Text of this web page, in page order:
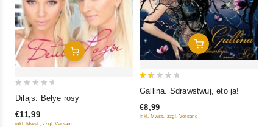
In Den Warenkorb
of
Dilajs. Belye rosy
€11,99
inkl. Mwst., zzgl. Versand
In Den Warenkorb
of
Gallina. Sdrawstwuj, eto ja!
€8,99
inkl. Mwst., zzgl. Versand